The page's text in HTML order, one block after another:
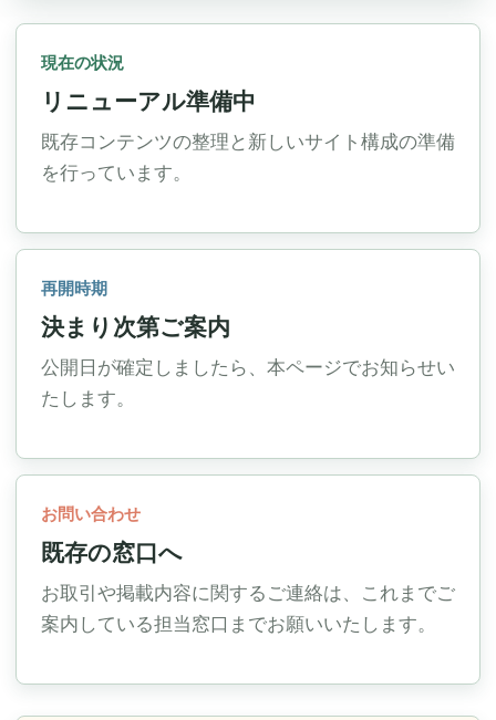
現在の状況
リニューアル準備中
既存コンテンツの整理と新しいサイト構成の準備
を行っています。
再開時期
決まり次第ご案内
公開日が確定しましたら、本ページでお知らせい
たします。
お問い合わせ
既存の窓口へ
お取引や掲載内容に関するご連絡は、これまでご
案内している担当窓口までお願いいたします。